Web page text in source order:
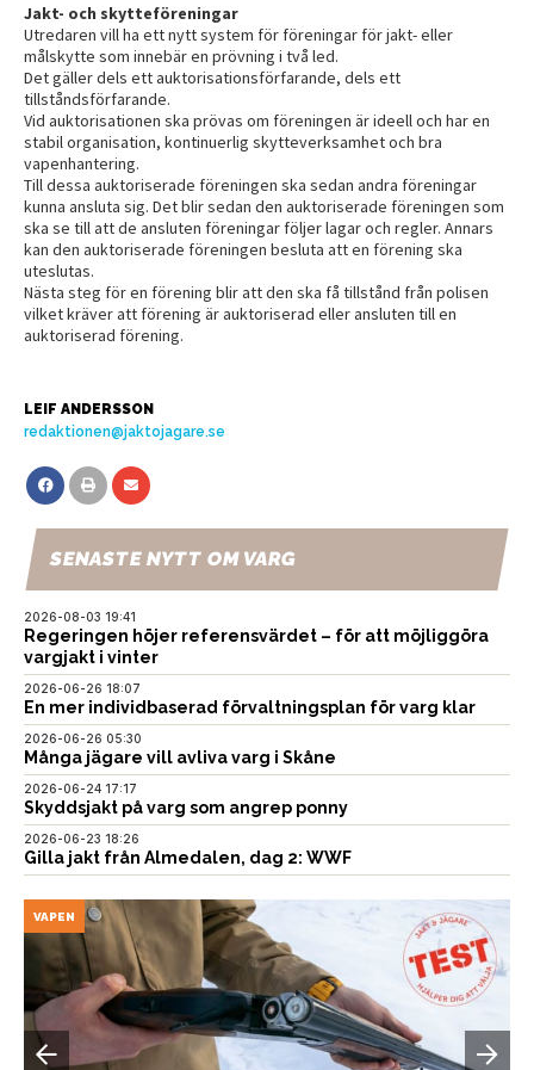
Jakt- och skytteföreningar
Utredaren vill ha ett nytt system för föreningar för jakt- eller
målskytte som innebär en prövning i två led.
Det gäller dels ett auktorisationsförfarande, dels ett
tillståndsförfarande.
Vid auktorisationen ska prövas om föreningen är ideell och har en
stabil organisation, kontinuerlig skytteverksamhet och bra
vapenhantering.
Till dessa auktoriserade föreningen ska sedan andra föreningar
kunna ansluta sig. Det blir sedan den auktoriserade föreningen som
ska se till att de ansluten föreningar följer lagar och regler. Annars
kan den auktoriserade föreningen besluta att en förening ska
uteslutas.
Nästa steg för en förening blir att den ska få tillstånd från polisen
vilket kräver att förening är auktoriserad eller ansluten till en
auktoriserad förening.
LEIF ANDERSSON
redaktionen@jaktojagare.se
SENASTE NYTT OM VARG
2026-08-03 19:41
Regeringen höjer referensvärdet – för att möjliggöra
vargjakt i vinter
2026-06-26 18:07
En mer individbaserad förvaltningsplan för varg klar
2026-06-26 05:30
Många jägare vill avliva varg i Skåne
2026-06-24 17:17
Skyddsjakt på varg som angrep ponny
2026-06-23 18:26
Gilla jakt från Almedalen, dag 2: WWF
VAPEN